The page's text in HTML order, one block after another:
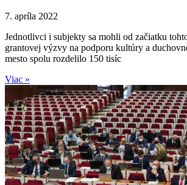
7. apríla 2022
Jednotlivci i subjekty sa mohli od začiatku
grantovej výzvy na podporu kultúry a
mesto spolu rozdelilo 150 tisíc
Viac »